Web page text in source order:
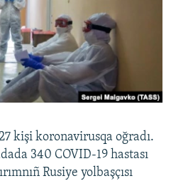
kişi koronavirusqa oğradı.
340 COVID-19 hastası
Rusiye yolbaşçısı